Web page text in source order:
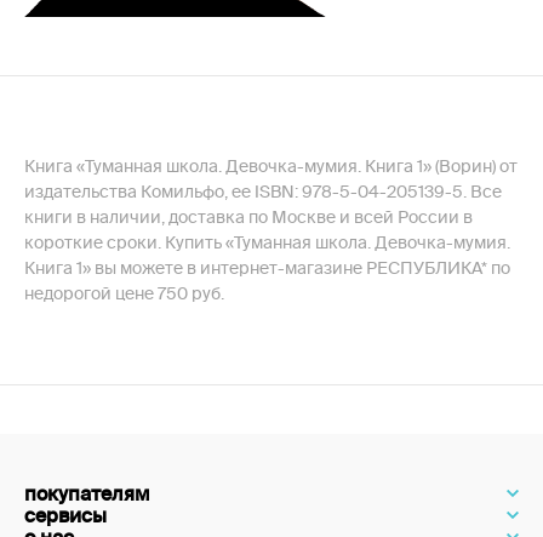
Книга «Туманная школа. Девочка-мумия. Книга 1» (Ворин) от
издательства Комильфо, ее ISBN: 978-5-04-205139-5. Все
книги в наличии, доставка по Москве и всей России в
короткие сроки. Купить «Туманная школа. Девочка-мумия.
Книга 1» вы можете в интернет-магазине РЕСПУБЛИКА* по
недорогой цене 750 руб.
покупателям
сервисы